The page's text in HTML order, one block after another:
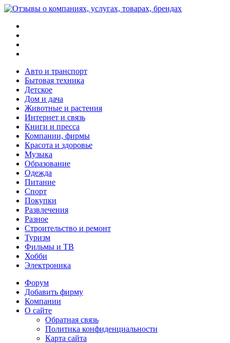
Авто и транспорт
Бытовая техника
Детское
Дом и дача
Животные и растения
Интернет и связь
Книги и пресса
Компании, фирмы
Красота и здоровье
Музыка
Образование
Одежда
Питание
Спорт
Покупки
Развлечения
Разное
Строительство и ремонт
Туризм
Фильмы и ТВ
Хобби
Электроника
Форум
Добавить фирму
Компании
О сайте
Обратная связь
Политика конфиденциальности
Карта сайта